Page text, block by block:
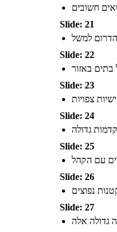
Slide: 21
Slide: 22
Slide: 23
Slide: 24
Slide: 25
Slide: 26
Slide: 27